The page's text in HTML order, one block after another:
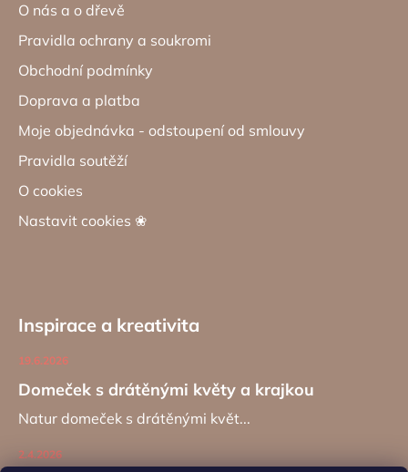
O nás a o dřevě
Pravidla ochrany a soukromi
Obchodní podmínky
Doprava a platba
Moje objednávka - odstoupení od smlouvy
Pravidla soutěží
O cookies
Nastavit cookies ❀
Inspirace a kreativita
Domeček s drátěnými květy a krajkou
19.6.2026
Natur domeček s drátěnými květ...
2.4.2026